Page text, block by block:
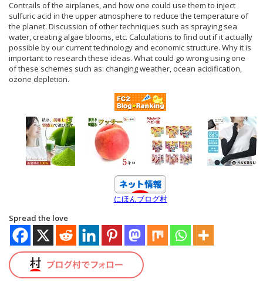
Contrails of the airplanes, and how one could use them to inject
sulfuric acid in the upper atmosphere to reduce the temperature of
the planet. Discussion of other techniques such as spraying sea
water, creating algae blooms, etc. Calculations to find out if it actually
possible by our current technology and economic structure. Why it is
important to research these ideas. What could go wrong using one
of these schemes such as: changing weather, ocean acidification,
ozone depletion.
にほんブログ村
Spread the love